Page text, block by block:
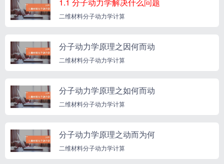
二维材料分子动力学计算
分子动力学原理之因何而动
二维材料分子动力学计算
分子动力学原理之如何而动
二维材料分子动力学计算
分子动力学原理之动而为何
二维材料分子动力学计算